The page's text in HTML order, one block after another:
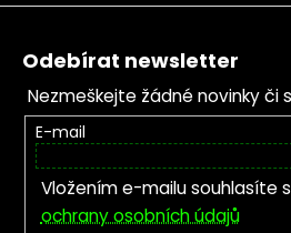
Zápatí
Odebírat newsletter
Nezmeškejte žádné novinky či
E-mail
Vložením e-mailu souhlasíte s
ochrany osobních údajů